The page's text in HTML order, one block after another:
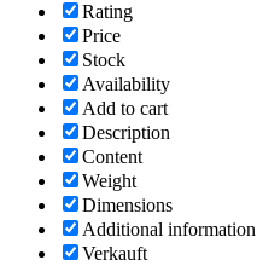
Rating
Price
Stock
Availability
Add to cart
Description
Content
Weight
Dimensions
Additional information
Verkauft